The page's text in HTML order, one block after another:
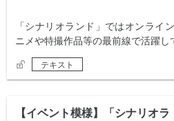
「シナリオランド」ではオンライ
ニメや特撮作品等の最前線で活躍し
テキスト
【イベント模様】「シナリオラ